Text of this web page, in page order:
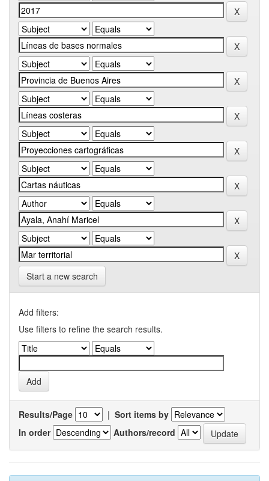
Start a new search
Add filters:
Use filters to refine the search results.
Results/Page | Sort items by
In order
Authors/record